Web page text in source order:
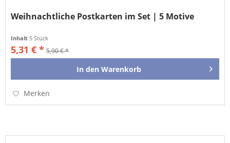
Weihnachtliche Postkarten im Set | 5 Motive
Inhalt5 Stück
5,31 € * 5,90 € *
In den Warenkorb
Merken